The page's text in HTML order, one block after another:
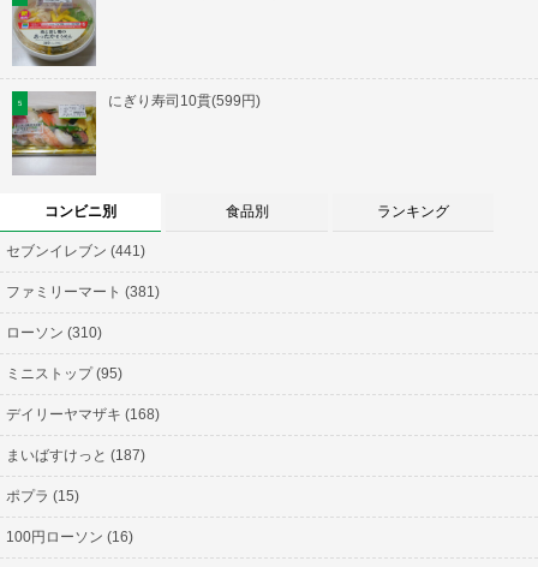
にぎり寿司10貫(599円)
コンビニ別 食品別 ランキング
セブンイレブン (441)
ファミリーマート (381)
ローソン (310)
ミニストップ (95)
デイリーヤマザキ (168)
まいばすけっと (187)
ポプラ (15)
100円ローソン (16)